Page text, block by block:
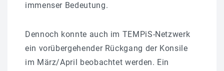
immenser Bedeutung.
Dennoch konnte auch im TEMPiS-Netzwerk
ein vorübergehender Rückgang der Konsile
im März/April beobachtet werden. Ein